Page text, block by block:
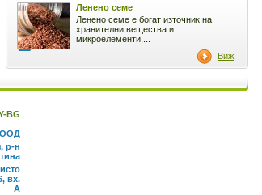
Ленено семе
Ленено семе е богат източник на
хранителни вещества и
микроелементи,...
Виж
BG
р-н
вх.
А